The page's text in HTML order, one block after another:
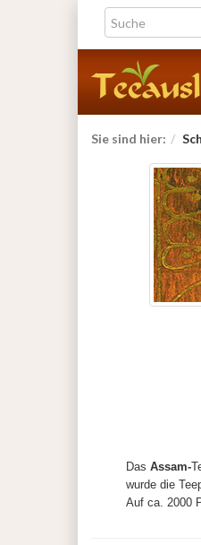
Sie sind hier:
Das Assam-
wurde die
Auf ca. 2000